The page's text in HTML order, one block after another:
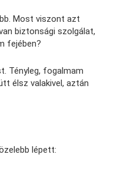
Most viszont azt
biztonsági szolgálat,
fejében?
Tényleg, fogalmam
élsz valakivel, aztán
lépett: